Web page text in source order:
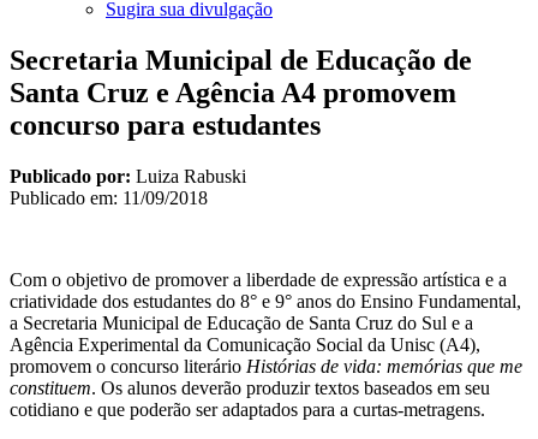
Sugira sua divulgação
Secretaria Municipal de Educação de
Santa Cruz e Agência A4 promovem
concurso para estudantes
Publicado por: Luiza Rabuski
Publicado em: 11/09/2018
Com o objetivo de promover a liberdade de expressão artística e a
criatividade dos estudantes do 8° e 9° anos do Ensino Fundamental,
a Secretaria Municipal de Educação de Santa Cruz do Sul e a
Agência Experimental da Comunicação Social da Unisc (A4),
promovem o concurso literário Histórias de vida: memórias que me
constituem. Os alunos deverão produzir textos baseados em seu
cotidiano e que poderão ser adaptados para a curtas-metragens.